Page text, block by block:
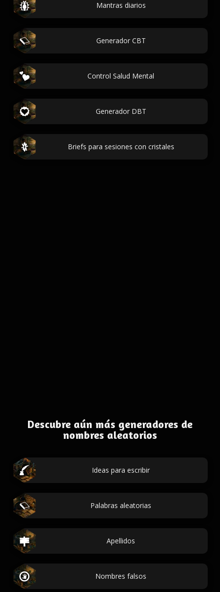
Mantras diarios
Generador CBT
Control Salud Mental
Generador DBT
Briefs para sesiones con cristales
Descubre aún más generadores de
nombres aleatorios
Ideas para escribir
Palabras aleatorias
Apellidos
Nombres falsos